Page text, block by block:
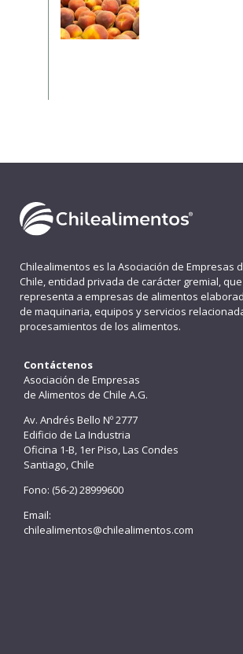
Chilealimentos es la Asociación de Empresas
Chile, entidad privada de carácter gremial,
representa a empresas de alimentos
de maquinaria, equipos y servicios
procesamientos de los alimentos.
Contáctenos
Asociación de Empresas
de Alimentos de Chile A.G.
Av. Andrés Bello Nº 2777
Edificio de La Industria
Oficina 1-B, 1er Piso, Las Condes
Santiago, Chile
Fono: (56-2) 28999600
Email:
chilealimentos@chilealimentos.com